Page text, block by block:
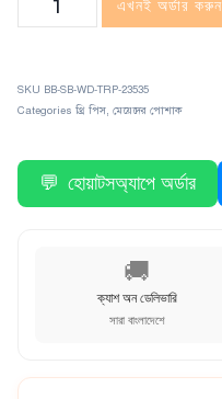
এখনই অর্ডার করুন
SKU BB-SB-WD-TRP-23535
Categories থ্রি পিস, মেয়েদের পোশাক
💬 হোয়াটসঅ্যাপে অর্ডার
🚚
ক্যাশ অন ডেলিভারি
সারা বাংলাদেশে